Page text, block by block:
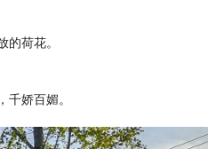
的荷花。
千娇百媚。